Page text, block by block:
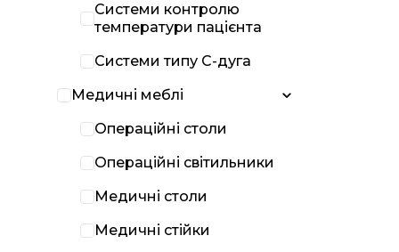
Системи контролю
температури пацієнта
Системи типу С-дуга
Медичні меблі
Операційні столи
Операційні світильники
Медичні столи
Медичні стійки